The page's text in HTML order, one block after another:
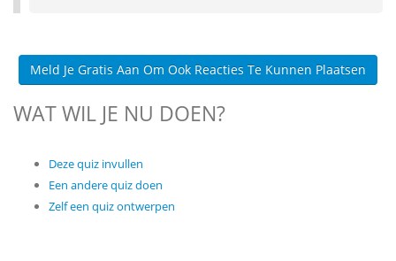
Meld Je Gratis Aan Om Ook Reacties Te Kunnen Plaatsen
WAT WIL JE NU DOEN?
Deze quiz invullen
Een andere quiz doen
Zelf een quiz ontwerpen